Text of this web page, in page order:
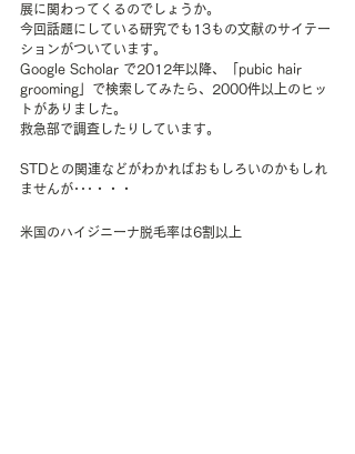
展に関わってくるのでしょうか。
今回話題にしている研究でも13もの文献のサイテー
ションがついています。
Google Scholar で2012年以降、「pubic hair
grooming」で検索してみたら、2000件以上のヒッ
トがありました。
救急部で調査したりしています。
STDとの関連などがわかればおもしろいのかもしれ
ませんが･･･・・・
米国のハイジニーナ脱毛率は6割以上